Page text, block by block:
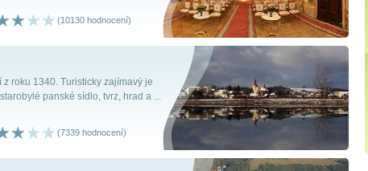
(10130 hodnocení)
roku 1340. Turisticky zajímavý je
panské sídlo, tvrz, hrad a ...
(7339 hodnocení)